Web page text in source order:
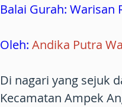
Balai Gurah: Warisan
Oleh: Andika Putra
Di nagari yang sejuk
Kecamatan Ampek